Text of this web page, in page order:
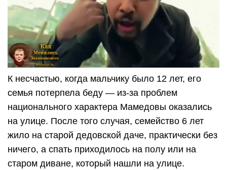
К несчастью, когда мальчику было 12 лет, его
семья потерпела беду — из-за проблем
национального характера Мамедовы оказались
на улице. После того случая, семейство 6 лет
жило на старой дедовской даче, практически без
ничего, а спать приходилось на полу или на
старом диване, который нашли на улице.